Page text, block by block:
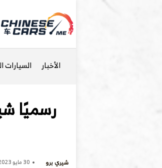
الأخبار السيارات
شيري برو 30 مايو 2023 - 6 مساءً